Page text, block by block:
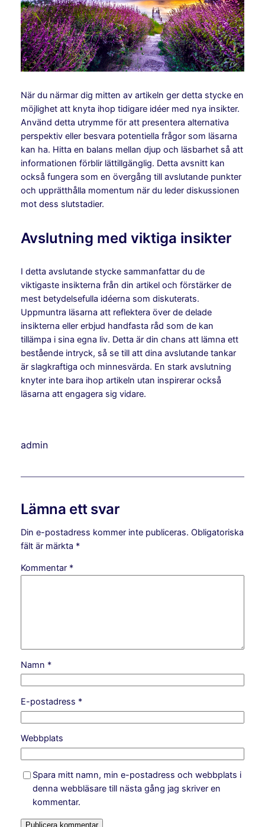
När du närmar dig mitten av artikeln ger detta stycke en
möjlighet att knyta ihop tidigare idéer med nya insikter.
Använd detta utrymme för att presentera alternativa
perspektiv eller besvara potentiella frågor som läsarna
kan ha. Hitta en balans mellan djup och läsbarhet så att
informationen förblir lättillgänglig. Detta avsnitt kan
också fungera som en övergång till avslutande punkter
och upprätthålla momentum när du leder diskussionen
mot dess slutstadier.
Avslutning med viktiga insikter
I detta avslutande stycke sammanfattar du de
viktigaste insikterna från din artikel och förstärker de
mest betydelsefulla idéerna som diskuterats.
Uppmuntra läsarna att reflektera över de delade
insikterna eller erbjud handfasta råd som de kan
tillämpa i sina egna liv. Detta är din chans att lämna ett
bestående intryck, så se till att dina avslutande tankar
är slagkraftiga och minnesvärda. En stark avslutning
knyter inte bara ihop artikeln utan inspirerar också
läsarna att engagera sig vidare.
admin
Lämna ett svar
Din e-postadress kommer inte publiceras. Obligatoriska
fält är märkta *
Kommentar *
Namn *
E-postadress *
Webbplats
Spara mitt namn, min e-postadress och webbplats i
denna webbläsare till nästa gång jag skriver en
kommentar.